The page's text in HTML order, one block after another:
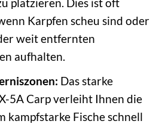
Karpfen scheu sind oder
weit entfernten
aufhalten.
Das starke
5A Carp verleiht Ihnen die
kampfstarke Fische schnell